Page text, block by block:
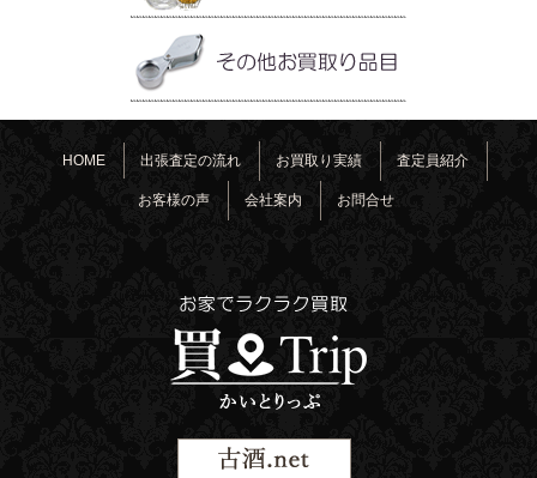
HOME 出張査定の流れ お買取り実績 査定員紹介
お客様の声 会社案内 お問合せ